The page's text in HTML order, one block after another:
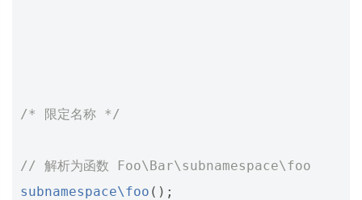
/* 限定名称 */
// 解析为函数 Foo\Bar\subnamespace\foo
subnamespace\foo ();